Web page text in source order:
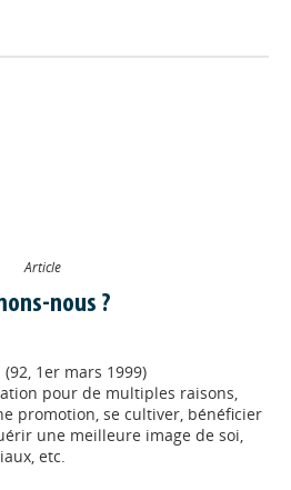
Article
nous ?
1er mars 1999)
pour de multiples raisons,
promotion, se cultiver, bénéficier
une meilleure image de soi,
etc.